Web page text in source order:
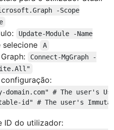
-Scope
Update-Module -Name
selecione A
Connect-MgGraph -
domain.com" # The user's
id" # The user's
ID do utilizador: